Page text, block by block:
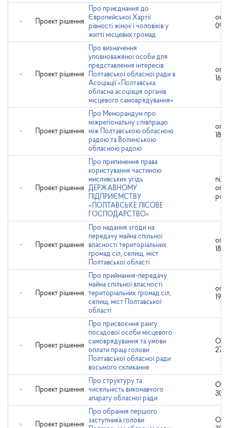
- Проект рішення
Про приєднання до
Європейської Хартії
рівності жінок і чоловіків у
житті місцевих громад
- Проект рішення
Про визначення
уповноваженої особи для
представлення інтересів
Полтавської обласної ради в
Асоціації «Полтавська
обласна асоціація органів
місцевого самоврядування»
- Проект рішення
Про Меморандум про
міжрегіональну співпрацю
між Полтавською обласною
радою та Волинською
обласною радою
- Проект рішення
Про припинення права
користування частиною
мисливських угідь
ДЕРЖАВНОМУ
ПІДПРИЄМСТВУ
«ПОЛТАВСЬКЕ ЛІСОВЕ
ГОСПОДАРСТВО»
- Проект рішення
Про надання згоди на
передачу майна спільної
власності територіальних
громад сіл, селищ, міст
Полтавської області
- Проект рішення
Про приймання-передачу
майна спільної власності
територіальних громад сіл,
селищ, міст Полтавської
області
- Проект рішення
Про присвоєння рангу
посадової особи місцевого
самоврядування та умови
оплати праці голови
Полтавської обласної ради
восьмого скликання
- Проект рішення
Про структуру та
чисельність виконавчого
апарату обласної ради
- Проект рішення
Про обрання першого
заступника голови